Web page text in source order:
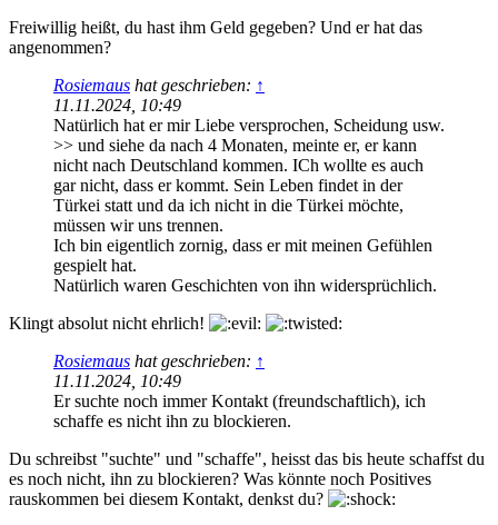
Freiwillig heißt, du hast ihm Geld gegeben? Und er hat das
angenommen?
Rosiemaus hat geschrieben: ↑
11.11.2024, 10:49
Natürlich hat er mir Liebe versprochen, Scheidung usw.
>> und siehe da nach 4 Monaten, meinte er, er kann
nicht nach Deutschland kommen. ICh wollte es auch
gar nicht, dass er kommt. Sein Leben findet in der
Türkei statt und da ich nicht in die Türkei möchte,
müssen wir uns trennen.
Ich bin eigentlich zornig, dass er mit meinen Gefühlen
gespielt hat.
Natürlich waren Geschichten von ihn widersprüchlich.
Klingt absolut nicht ehrlich!
Rosiemaus hat geschrieben: ↑
11.11.2024, 10:49
Er suchte noch immer Kontakt (freundschaftlich), ich
schaffe es nicht ihn zu blockieren.
Du schreibst "suchte" und "schaffe", heisst das bis heute schaffst du
es noch nicht, ihn zu blockieren? Was könnte noch Positives
rauskommen bei diesem Kontakt, denkst du?